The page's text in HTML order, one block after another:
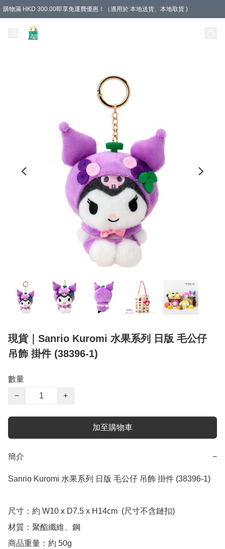
購物滿 HKD 300.00即享免運費優惠！（適用於 本地送貨、本地取貨 )
現貨｜Sanrio Kuromi 水果系列 日版 毛公仔
吊飾 掛件 (38396-1)
數量
−
+
加至購物車
簡介 −
Sanrio Kuromi 水果系列 日版 毛公仔 吊飾 掛件 (38396-1)
尺寸：約 W10 x D7.5 x H14cm  (尺寸不含鏈扣)
材質：聚酯纖維、鋼
商品重量：約 50g